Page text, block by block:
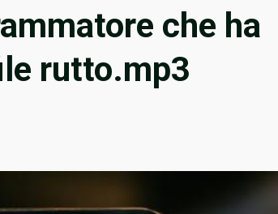
che ha
rutto.mp3